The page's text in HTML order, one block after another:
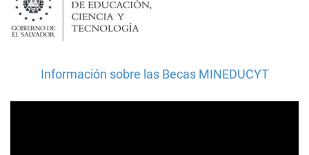
Información sobre las Becas MINEDUCYT